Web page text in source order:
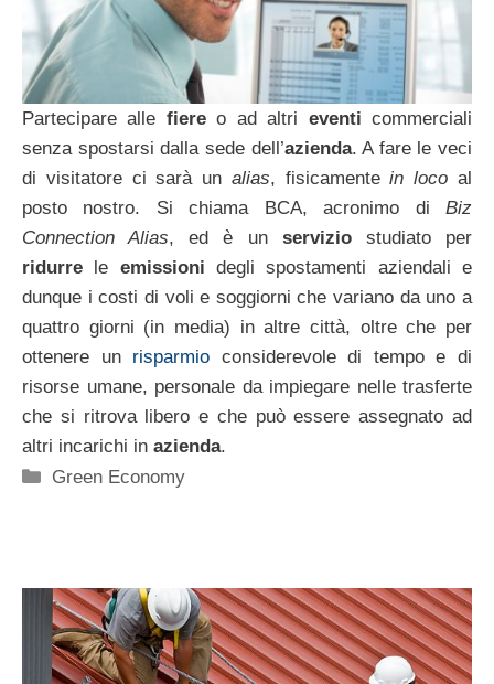
Partecipare alle fiereo ad altri eventi commerciali
senza spostarsi dalla sede dell’azienda. A fare le veci
di visitatore ci sarà un alias, fisicamentein loco al
posto nostro. Si chiama BCA, acronimo di Biz
Connection Alias, ed è un serviziostudiato per
ridurre le emissioni degli spostamenti aziendali e
dunque i costi di voli e soggiorni che variano da uno a
quattro giorni (in media) in altre città, oltre che per
ottenere un risparmio considerevole di tempo e di
risorse umane, personale da impiegare nelle trasferte
che si ritrova libero e che può essere assegnato ad
altri incarichi in azienda.
Categorie
Green Economy